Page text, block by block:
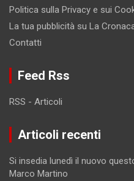
Politica sulla Privacy e sui
La tua pubblicità su La
Contatti
Feed Rss
RSS - Articoli
Articoli recenti
Si insedia lunedì il nuovo
Marco Martino